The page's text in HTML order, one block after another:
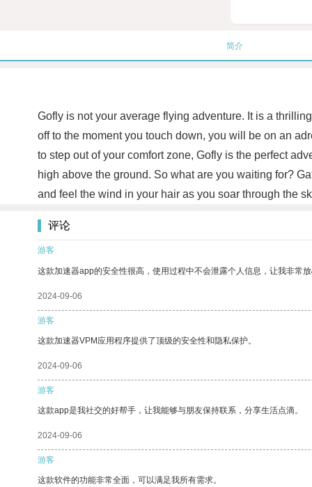
简介
Gofly is not your average flying adventure. It is a
off to the moment you touch down, you will be on an
to step out of your comfort zone, Gofly is the perfect
high above the ground. So what are you waiting for?
and feel the wind in your hair as you soar through the
评论
游客
这款加速器app的安全性很高，使用过程中不会泄露个人信息，让我非常放
2024-09-06
游客
这款加速器VPM应用程序提供了顶级的安全性和隐私保护。
2024-09-06
游客
这款app是我社交的好帮手，让我能够与朋友保持联系，分享生活点滴。
2024-09-06
游客
这款软件的功能非常全面，可以满足我所有需求。